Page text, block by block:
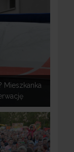
Mieszkanka